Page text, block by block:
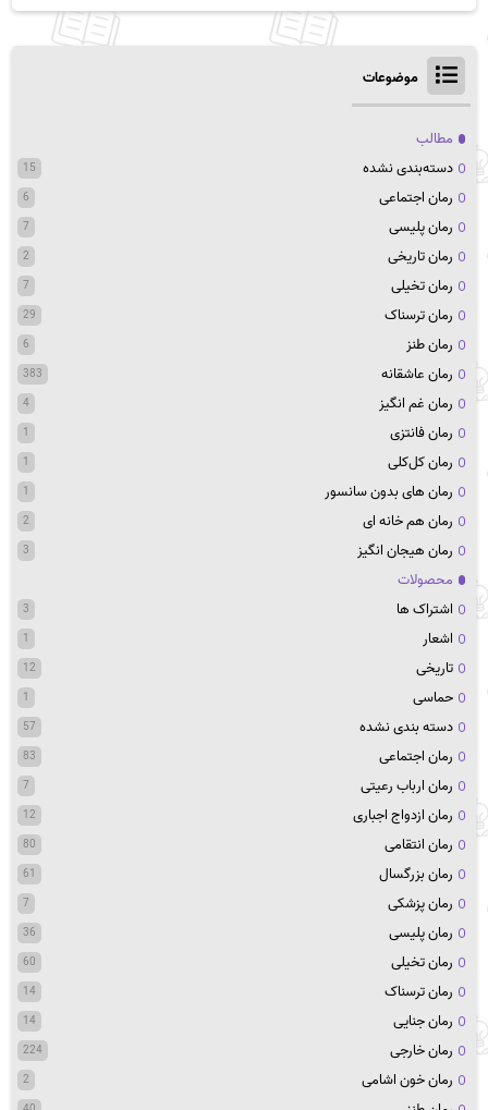
موضوعات
مطالب
دسته‌بندی نشده
15
رمان اجتماعی 6
رمان پلیسی 7
رمان تاریخی 2
رمان تخیلی 7
رمان ترسناک 29
رمان طنز 6
رمان عاشقانه 383
رمان غم انگیز 4
رمان فانتزی 1
رمان کل‌کلی 1
رمان های بدون سانسور 1
رمان هم خانه ای 2
رمان هیجان انگیز 3
محصولات
اشتراک ها
3
اشعار 1
تاریخی 12
حماسی 1
دسته بندی نشده 57
رمان اجتماعی 83
رمان ارباب رعیتی 7
رمان ازدواج اجباری 12
رمان انتقامی 80
رمان بزرگسال 61
رمان پزشکی 7
رمان پلیسی 36
رمان تخیلی 60
رمان ترسناک 14
رمان جنایی 14
رمان خارجی 224
رمان خون اشامی 2